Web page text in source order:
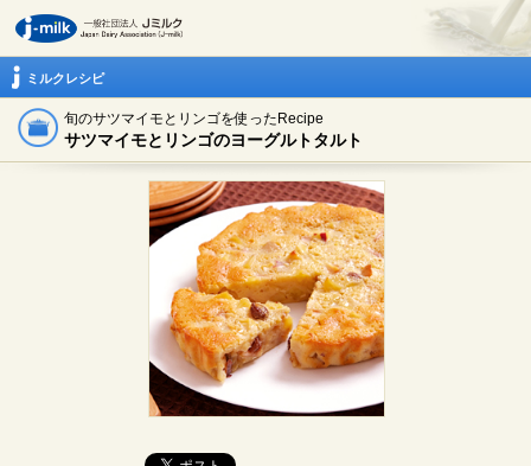
ミルクレシピ
旬のサツマイモとリンゴを使ったRecipe
サツマイモとリンゴのヨーグルトタルト